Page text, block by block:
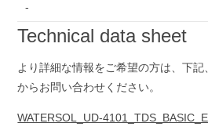
-
Technical data sheet
より詳細な情報をご希望の方は、下
からお問い合わせください。
WATERSOL_UD-